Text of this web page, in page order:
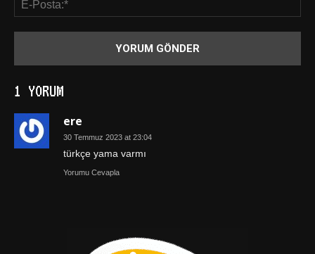
1 YORUM
ere
30 Temmuz 2023 at 23:04
türkçe yama varmı
Yorumu Cevapla